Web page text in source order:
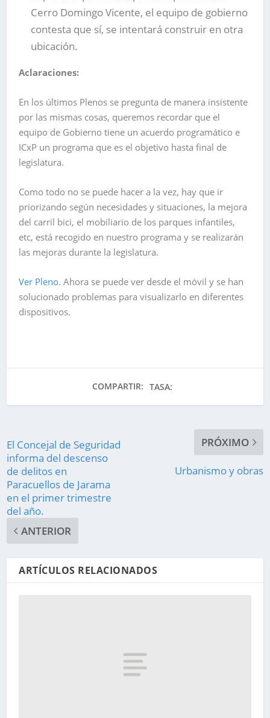
Cerro Domingo Vicente, el equipo de gobierno
contesta que sí, se intentará construir en otra
ubicación.
Aclaraciones:
En los últimos Plenos se pregunta de manera insistente
por las mismas cosas, queremos recordar que el
equipo de Gobierno tiene un acuerdo programático e
ICxP un programa que es el objetivo hasta final de
legislatura.
Como todo no se puede hacer a la vez, hay que ir
priorizando según necesidades y situaciones, la mejora
del carril bici, el mobiliario de los parques infantiles,
etc, está recogido en nuestro programa y se realizarán
las mejoras durante la legislatura.
Ver Pleno. Ahora se puede ver desde el móvil y se han
solucionado problemas para visualizarlo en diferentes
dispositivos.
COMPARTIR: TASA:
El Concejal de Seguridad
informa del descenso
de delitos en
Paracuellos de Jarama
en el primer trimestre
del año.
ANTERIOR
PRÓXIMO
Urbanismo y obras
ARTÍCULOS RELACIONADOS